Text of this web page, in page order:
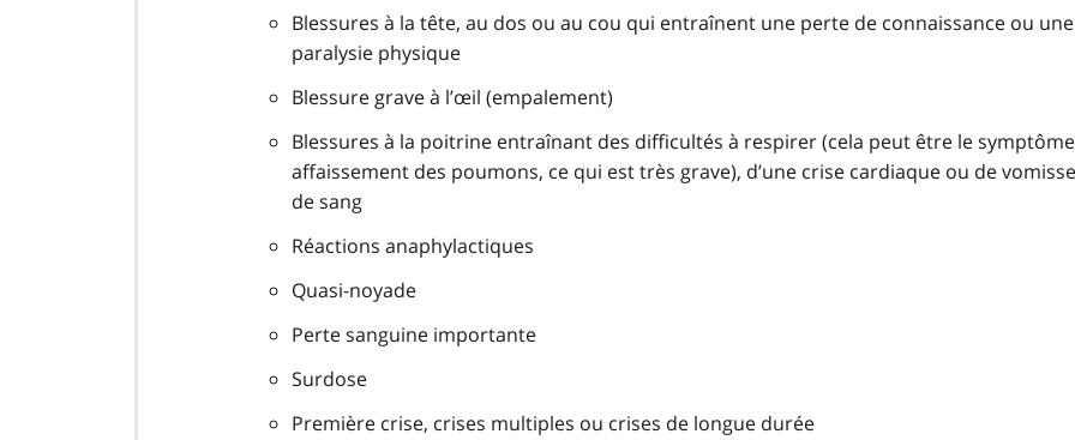
Blessures à la tête, au dos ou au cou qui entraînent une perte de connaissance ou une
paralysie physique
Blessure grave à l’œil (empalement)
Blessures à la poitrine entraînant des difficultés à respirer (cela peut être le symptôme
affaissement des poumons, ce qui est très grave), d’une crise cardiaque ou de
de sang
Réactions anaphylactiques
Quasi-noyade
Perte sanguine importante
Surdose
Première crise, crises multiples ou crises de longue durée